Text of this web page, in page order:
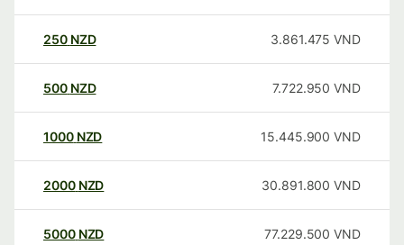
250 NZD 3.861.475 VND
500 NZD 7.722.950 VND
1000 NZD 15.445.900 VND
2000 NZD 30.891.800 VND
5000 NZD 77.229.500 VND